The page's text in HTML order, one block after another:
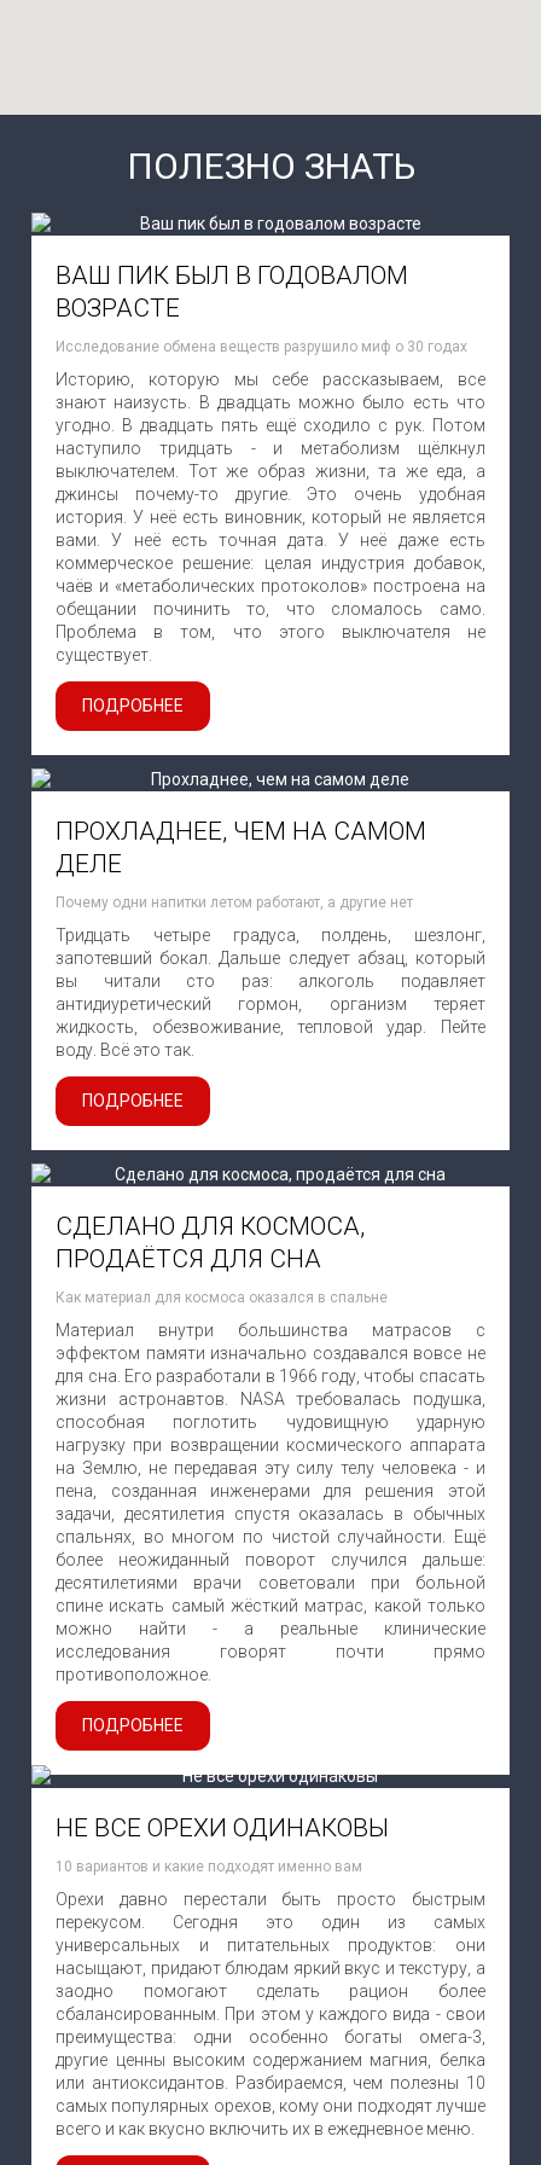
ПОЛЕЗНО ЗНАТЬ
ВАШ ПИК БЫЛ В ГОДОВАЛОМ
ВОЗРАСТЕ
Исследование обмена веществ разрушило миф о 30 годах
Историю, которую мы себе рассказываем, все
знают наизусть. В двадцать можно было есть что
угодно. В двадцать пять ещё сходило с рук. Потом
наступило тридцать - и метаболизм щёлкнул
выключателем. Тот же образ жизни, та же еда, а
джинсы почему-то другие. Это очень удобная
история. У неё есть виновник, который не является
вами. У неё есть точная дата. У неё даже есть
коммерческое решение: целая индустрия добавок,
чаёв и «метаболических протоколов» построена на
обещании починить то, что сломалось само.
Проблема в том, что этого выключателя не
существует.
ПОДРОБНЕЕ
ПРОХЛАДНЕЕ, ЧЕМ НА САМОМ
ДЕЛЕ
Почему одни напитки летом работают, а другие нет
Тридцать четыре градуса, полдень, шезлонг,
запотевший бокал. Дальше следует абзац, который
вы читали сто раз: алкоголь подавляет
антидиуретический гормон, организм теряет
жидкость, обезвоживание, тепловой удар. Пейте
воду. Всё это так.
ПОДРОБНЕЕ
СДЕЛАНО ДЛЯ КОСМОСА,
ПРОДАЁТСЯ ДЛЯ СНА
Как материал для космоса оказался в спальне
Материал внутри большинства матрасов с
эффектом памяти изначально создавался вовсе не
для сна. Его разработали в 1966 году, чтобы спасать
жизни астронавтов. NASA требовалась подушка,
способная поглотить чудовищную ударную
нагрузку при возвращении космического аппарата
на Землю, не передавая эту силу телу человека - и
пена, созданная инженерами для решения этой
задачи, десятилетия спустя оказалась в обычных
спальнях, во многом по чистой случайности. Ещё
более неожиданный поворот случился дальше:
десятилетиями врачи советовали при больной
спине искать самый жёсткий матрас, какой только
можно найти - а реальные клинические
исследования говорят почти прямо
противоположное.
ПОДРОБНЕЕ
НЕ ВСЕ ОРЕХИ ОДИНАКОВЫ
10 вариантов и какие подходят именно вам
Орехи давно перестали быть просто быстрым
перекусом. Сегодня это один из самых
универсальных и питательных продуктов: они
насыщают, придают блюдам яркий вкус и текстуру, а
заодно помогают сделать рацион более
сбалансированным. При этом у каждого вида - свои
преимущества: одни особенно богаты омега-3,
другие ценны высоким содержанием магния, белка
или антиоксидантов. Разбираемся, чем полезны 10
самых популярных орехов, кому они подходят лучше
всего и как вкусно включить их в ежедневное меню.